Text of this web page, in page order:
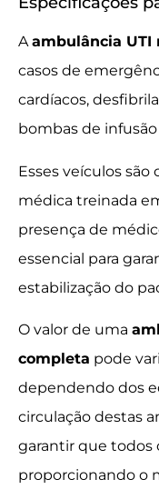
Aambulância UTI
casos de
cardíacos,
bombas de
Esses veículos
médica treinada
presença de
essencial para
estabilização do
O valor de uma
completa pode
dependendo dos
circulação destas
garantir que todos
proporcionando o